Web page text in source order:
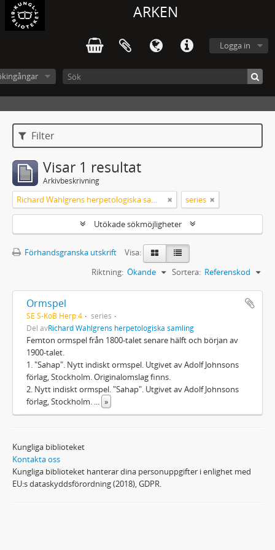
ARKEN
Logga in
Filter
Visar 1 resultat
Arkivbeskrivning
Richard Wahlgrens herpetologiska samling series
Utökade sökmöjligheter
Förhandsgranska utskrift
Visa:
Sortera: Referenskod
Riktning: Ökande
Ormspel
SE S-KoB Herp:4
series
Del avRichard Wahlgrens herpetologiska samling
Femton ormspel från 1800-talet senare hälft och början av
1900-talet.
1. "Sahap". Nytt indiskt ormspel. Utgivet av Adolf Johnsons
förlag, Stockholm. Originalomslag finns.
2. Nytt indiskt ormspel. "Sahap". Utgivet av Adolf Johnsons
förlag, Stockholm.
»
Kungliga biblioteket
Kontakta oss
Kungliga biblioteket hanterar dina personuppgifter i enlighet med
EU:s dataskyddsförordning (2018), GDPR.